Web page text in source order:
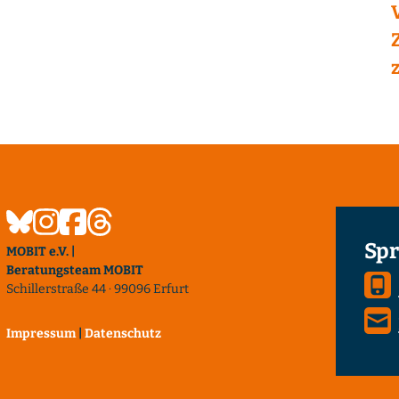
MOBIT e.V. |
Beratungsteam MOBIT
Schillerstraße 44 · 99096 Erfurt
Impressum Datenschutz